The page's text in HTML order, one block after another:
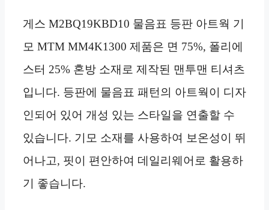
게스 M2BQ19KBD10 물음표 등판 아트웍 기
모 MTM MM4K1300 제품은 면 75%, 폴리에
스터 25% 혼방 소재로 제작된 맨투맨 티셔츠
입니다. 등판에 물음표 패턴의 아트웍이 디자
인되어 있어 개성 있는 스타일을 연출할 수
있습니다. 기모 소재를 사용하여 보온성이 뛰
어나고, 핏이 편안하여 데일리웨어로 활용하
기 좋습니다.